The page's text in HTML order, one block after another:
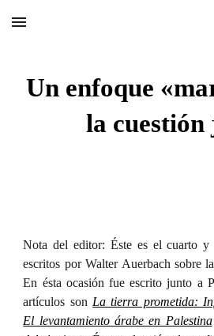
Skip to main content
Un enfoque
la cuestión
Nota del editor: Éste es el cuarto y
escritos por Walter Auerbach sobre
En ésta ocasión fue escrito junto a
artículos son La tierra prometida:
El levantamiento árabe en Palestina